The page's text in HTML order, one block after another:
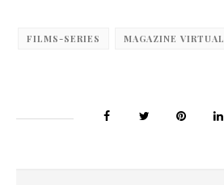
FILMS-SERIES MAGAZINE VIRTUAL